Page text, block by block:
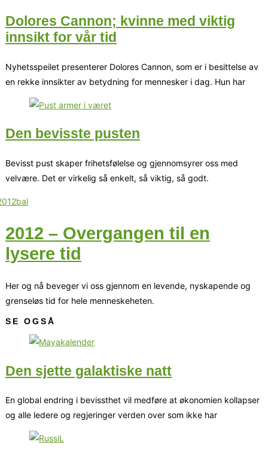
Dolores Cannon; kvinne med viktig
innsikt for vår tid
Nyhetsspeilet presenterer Dolores Cannon, som er i besittelse av
en rekke innsikter av betydning for mennesker i dag. Hun har
Den bevisste pusten
Bevisst pust skaper frihetsfølelse og gjennomsyrer oss med
velvære. Det er virkelig så enkelt, så viktig, så godt.
2012 – Overgangen til en
lysere tid
Her og nå beveger vi oss gjennom en levende, nyskapende og
grenseløs tid for hele menneskeheten.
SE OGSÅ
Den sjette galaktiske natt
En global endring i bevissthet vil medføre at økonomien kollapser
og alle ledere og regjeringer verden over som ikke har